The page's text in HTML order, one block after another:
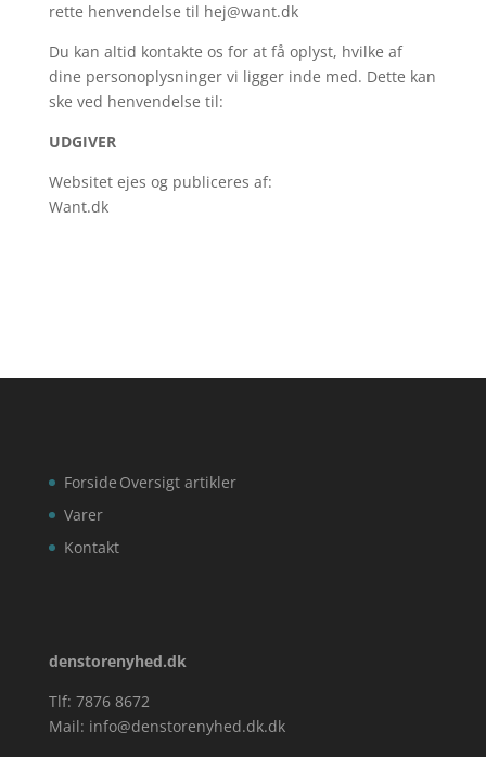
rette henvendelse til hej@want.dk
Du kan altid kontakte os for at få oplyst, hvilke af
dine personoplysninger vi ligger inde med. Dette kan
ske ved henvendelse til:
UDGIVER
Websitet ejes og publiceres af:
Want.dk
Forside
Varer
Kontakt
Oversigt artikler
denstorenyhed.dk
Tlf: 7876 8672
Mail: info@denstorenyhed.dk.dk